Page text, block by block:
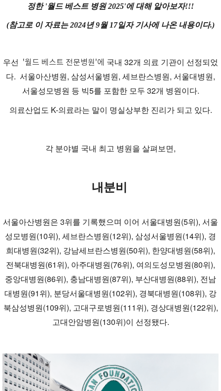
정한 '월드 베스트 병원 2025'에 대해 알아보자!!!
(참고로 이 자료는 2024년 9월 17일자 기사에 나온 내용이다.)
우선 '월드 베스트 전문병원'에 국내 32개 의료 기관이 선정되었
다. 서울아산병원, 삼성서울병원, 세브란스병원, 서울대병원,
서울성모병원 등 빅5를 포함한 모두 32개 병원이다.
의료산업도 K-의료라는 말이 명실상부한 진리가 되고 있다.
각 분야별 국내 최고 병원을 살펴보면,
내분비
서울아산병원은 3위를 기록했으며 이어 서울대병원(5위), 서울
성모병원(10위), 세브란스병원(12위), 삼성서울병원(14위), 경
희대병원(32위), 강남세브란스병원(50위), 한양대병원(58위),
전북대병원(61위), 아주대병원(76위), 여의도성모병원(80위),
중앙대병원(86위), 충남대병원(87위), 부산대병원(88위), 전남
대병원(91위), 분당서울대병원(102위), 경북대병원(108위), 강
북삼성병원(109위), 고대구로병원(111위), 경상대병원(122위),
고대안암병원(130위)이 선정됐다.